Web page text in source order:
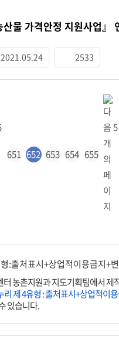
산물 가격안정 지원사업』
2021.05.24 2533
651 652 653 654 655
농촌지원과 지도기획팀에서 제
리 제 4유형 : 출처표시+상업적이
있습니다.